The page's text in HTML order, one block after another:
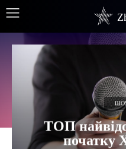
ТОП
початку